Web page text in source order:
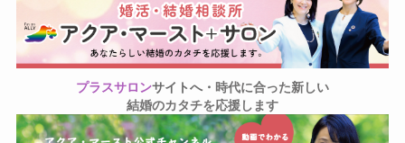
プラスサロンサイトへ・ 時代に合った新しい
結婚のカタチを応援します